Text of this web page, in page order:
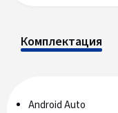
Комплектация
Android Auto